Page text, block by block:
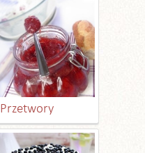
Przetwory